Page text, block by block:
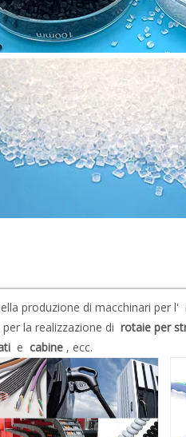
produzione di macchinari per l'
la realizzazione di rotaie per
e cabine , ecc.